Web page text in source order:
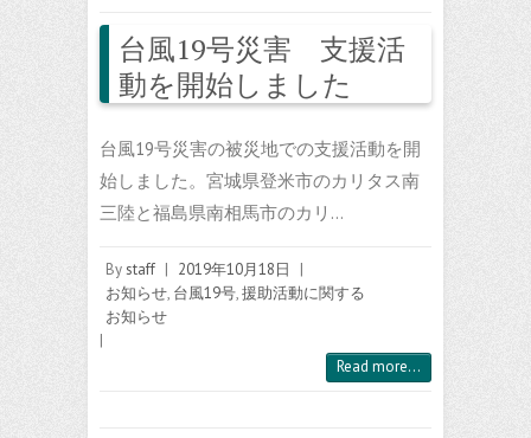
台風19号災害 支援活
動を開始しました
台風19号災害の被災地での支援活動を開
始しました。宮城県登米市のカリタス南
三陸と福島県南相馬市のカリ…
Bystaff | 2019年10月18日
|
お知らせ, 台風19号,援助活動に関する
お知らせ
|
Read more...